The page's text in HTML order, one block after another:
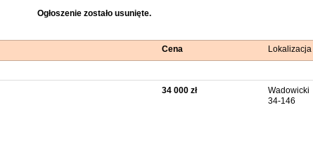
Ogłoszenie zostało usunięte.
Cena Lokalizacja
34 000 zł
Wadowicki
34-146